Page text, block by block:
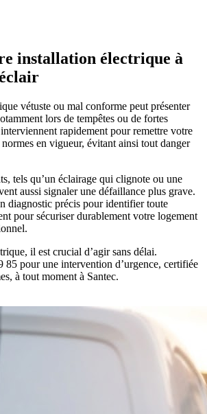
installation électrique à
vétuste ou mal conforme peut présenter
lors de tempêtes ou de fortes
rapidement pour remettre votre
en vigueur, évitant ainsi tout danger
tels qu’un éclairage qui clignote ou une
aussi signaler une défaillance plus grave.
diagnostic précis pour identifier toute
pour sécuriser durablement votre logement
il est crucial d’agir sans délai.
85 pour une intervention d’urgence, certifiée
à tout moment à Santec.